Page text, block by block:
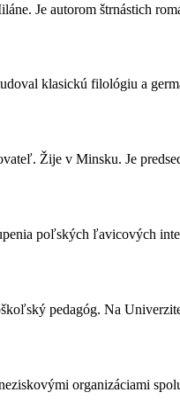
Je autorom štrnástich
klasickú filológiu a
Žije v Minsku. Je
poľských ľavicových
pedagóg. Na
organizáciami